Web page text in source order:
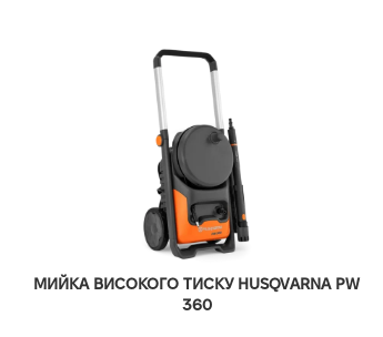
МИЙКА ВИСОКОГО ТИСКУ HUSQVARNA PW
360